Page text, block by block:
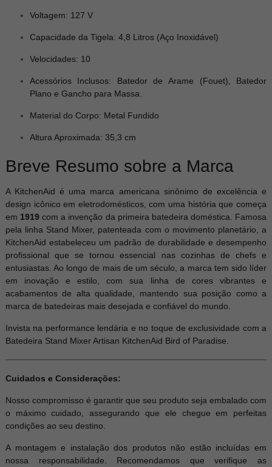
Voltagem: 127 V
Capacidade da Tigela: 4,8 Litros (Aço Inoxidável)
Velocidades: 10
Acessórios Inclusos: Batedor de Arame (Fouet), Batedor
Plano e Gancho para Massa.
Material do Corpo: Metal Fundido
Altura Aproximada: 35,3 cm
Breve Resumo sobre a Marca
A KitchenAid é uma marca americana sinônimo de excelência e
design icônico em eletrodomésticos, com uma história que começa
em 1919 com a invenção da primeira batedeira doméstica. Famosa
pela linha Stand Mixer, patenteada com o movimento planetário, a
KitchenAid estabeleceu um padrão de durabilidade e desempenho
profissional que se tornou essencial nas cozinhas de chefs e
entusiastas. Ao longo de mais de um século, a marca tem sido líder
em inovação e estilo, com sua linha de cores vibrantes e
acabamentos de alta qualidade, mantendo sua posição como a
marca de batedeiras mais desejada e confiável do mundo.
Invista na performance lendária e no toque de exclusividade com a
Batedeira Stand Mixer Artisan KitchenAid Bird of Paradise.
Cuidados e Considerações:
Nosso compromisso é garantir que seu produto seja embalado com
o máximo cuidado, assegurando que ele chegue em perfeitas
condições ao seu destino.
A montagem e instalação dos produtos não estão incluídas em
nossa responsabilidade. Recomendamos que verifique as